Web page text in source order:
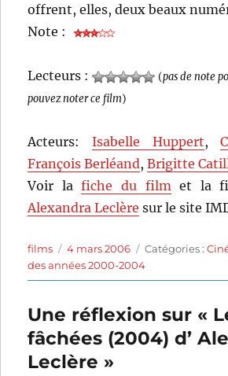
offrent, elles, deux beaux
Note :
Lecteurs : (pas de note
pouvez noter ce film)
Acteurs: Isabelle Huppert,
François Berléand,Brigitte
Voir lafiche du filmet la
Alexandra Leclère sur le site
Auteur
films
Publié
le
4 mars 2006 Catégories
Catégories :
des années 2000-2004
Une réflexion sur «
fâchées (2004) d’
Leclère »